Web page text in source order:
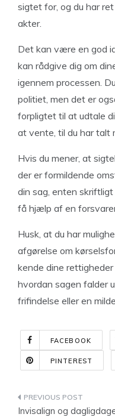
sigtet for, og du har
akter.
Det kan være en god
kan rådgive dig om
igennem processen.
politiet, men det er
forpligtet til at udtale
at vente, til du har talt
Hvis du mener, at
der er formildende
din sag, enten
få hjælp af en
Husk, at du har
afgørelse om
kende dine
hvordan sagen falder
frifindelse eller en
FACEBOOK
PINTEREST
Invisalign og